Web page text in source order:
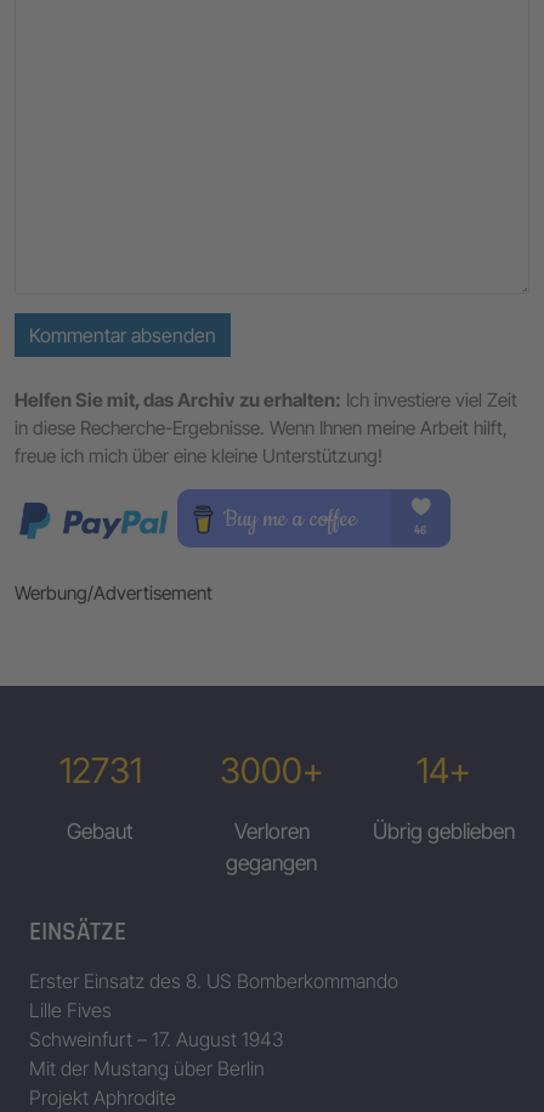
Kommentar absenden
Helfen Sie mit, das Archiv zu erhalten: Ich investiere viel Zeit
in diese Recherche-Ergebnisse. Wenn Ihnen meine Arbeit hilft,
freue ich mich über eine kleine Unterstützung!
Werbung/Advertisement
12731
Gebaut
3000+
Verloren
gegangen
14+
Übrig geblieben
EINSÄTZE
Erster Einsatz des 8. US Bomberkommando
Lille Fives
Schweinfurt – 17. August 1943
Mit der Mustang über Berlin
Projekt Aphrodite